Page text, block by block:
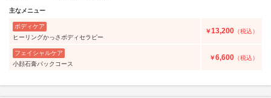
主なメニュー
ボディケア
ヒーリングかっさボディセラピー
￥13,200 （税込）
フェイシャルケア
小顔石膏パックコース
￥6,600 （税込）